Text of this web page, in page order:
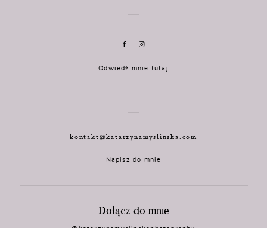
Odwiedź mnie tutaj
kontakt@katarzynamyslinska.com
Napisz do mnie
Dołącz do mnie